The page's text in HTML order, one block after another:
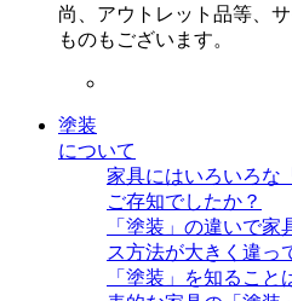
尚、アウトレット品等、
ものもございます。
塗装
について
家具にはいろいろな
ご存知でしたか？
「塗装」の違いで
ス方法が大きく違っ
「塗装」を知るこ